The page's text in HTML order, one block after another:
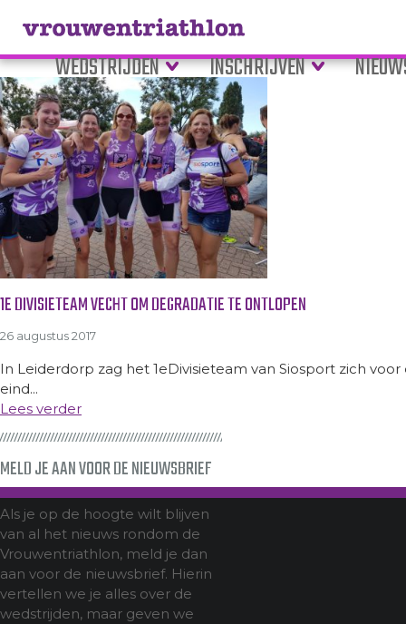
WEDSTRIJDEN INSCHRIJVEN
Tag Archive: leiderdorp
1E DIVISIETEAM VECHT OM DEGRADATIE TE ONTLOPEN
26 augustus 2017
In Leiderdorp zag het 1eDivisieteam van Siosport zich
eind...
Lees verder
MELD JE AAN VOOR DE NIEUWSBRIEF
Als je op de hoogte wilt blijven
van al het nieuws rondom de
Vrouwentriathlon, meld je dan
aan voor de nieuwsbrief. Hierin
vertellen we je alles over de
wedstrijden, maar geven we